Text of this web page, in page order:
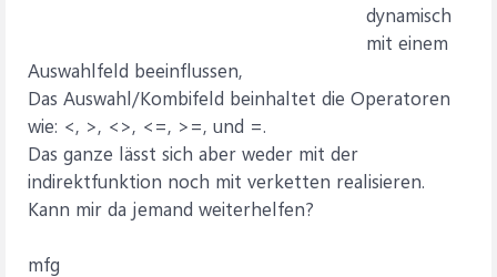
dynamisch
mit einem
Auswahlfeld beeinflussen,
Das Auswahl/Kombifeld beinhaltet die Operatoren
wie: <, >, <>, <=, >=, und =.
Das ganze lässt sich aber weder mit der
indirektfunktion noch mit verketten realisieren.
Kann mir da jemand weiterhelfen?
mfg